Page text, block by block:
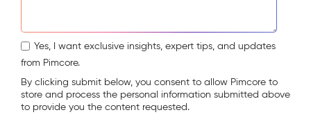
Yes, I want exclusive insights, expert tips, and updates
from Pimcore.
By clicking submit below, you consent to allow Pimcore to
store and process the personal information submitted above
to provide you the content requested.